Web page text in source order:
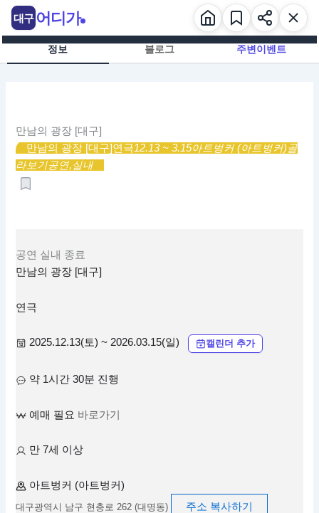
츠
정보 블로그 주변이벤트
만남의 광장 [대구]
만남의 광장 [대구]연극12.13 ~ 3.15아트벙커 (아트벙커)골
라보기공연,실내
공연 실내 종료
만남의 광장 [대구]
연극
2025.12.13(토) ~ 2026.03.15(일) 캘린더 추가
약 1시간 30분 진행
예매 필요 바로가기
만 7세 이상
아트벙커 (아트벙커)
대구광역시 남구 현충로 262 (대명동) 주소 복사하기
대구 어디가